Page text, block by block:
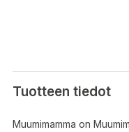
Tuotteen tiedot
Muumimamma on